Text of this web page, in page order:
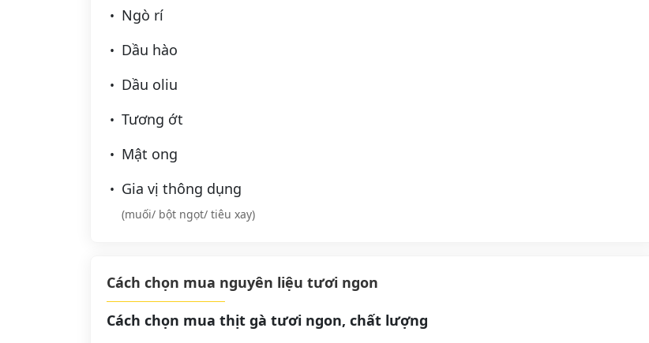
Ngò rí
Dầu hào
Dầu oliu
Tương ớt
Mật ong
Gia vị thông dụng
(muối/ bột ngọt/ tiêu xay)
Cách chọn mua nguyên liệu tươi ngon
Cách chọn mua thịt gà tươi ngon, chất lượng